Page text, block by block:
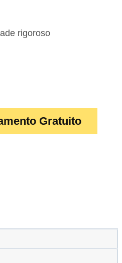
rigoroso
Gratuito